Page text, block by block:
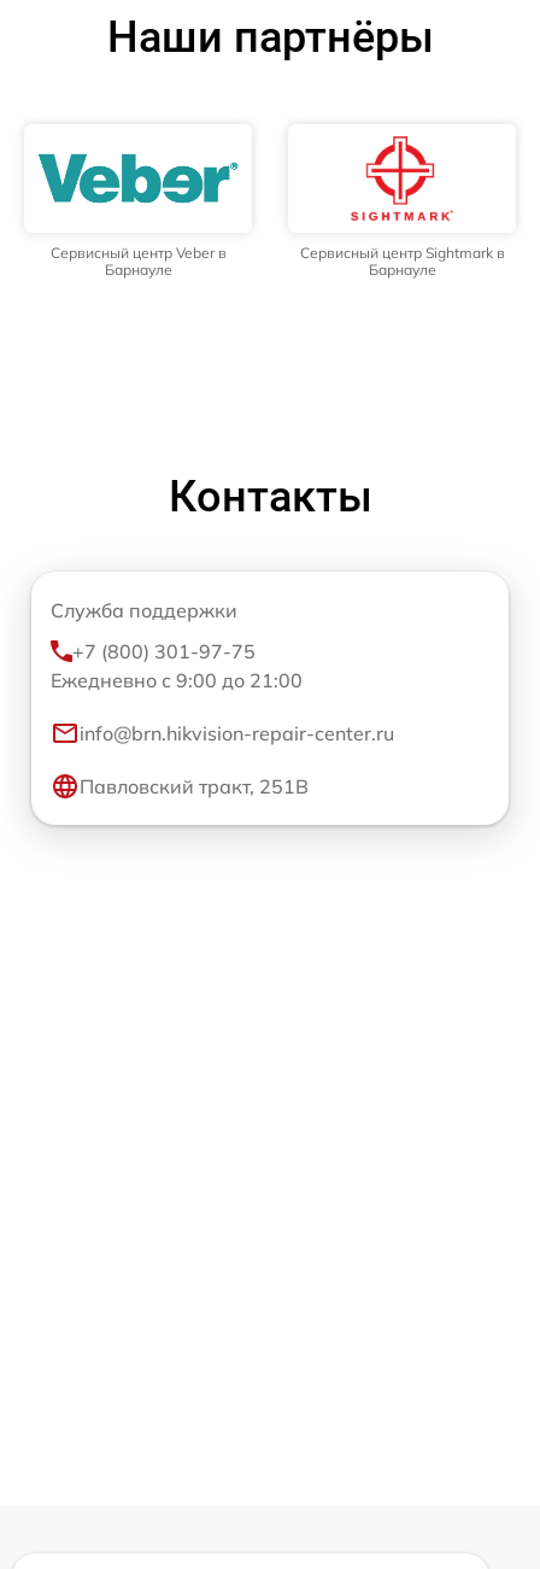
Наши партнёры
Сервисный центр Veber в
Барнауле
Сервисный центр Sightmark в
Барнауле
Контакты
Служба поддержки
+7 (800) 301-97-75
Ежедневно с 9:00 до 21:00
info@brn.hikvision-repair-center.ru
Павловский тракт, 251В